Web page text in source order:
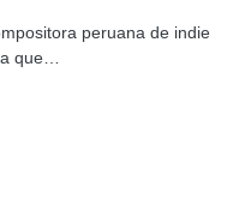
peruana de indie
que…